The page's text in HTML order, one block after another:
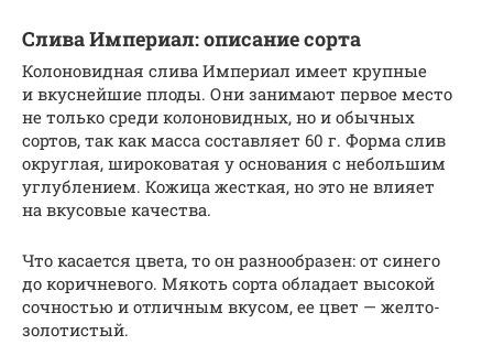
Слива Империал: описание сорта
Колоновидная слива Империал имеет крупные
и вкуснейшие плоды. Они занимают первое место
не только среди колоновидных, но и обычных
сортов, так как масса составляет 60 г. Форма слив
округлая, широковатая у основания с небольшим
углублением. Кожица жесткая, но это не влияет
на вкусовые качества.
Что касается цвета, то он разнообразен: от синего
до коричневого. Мякоть сорта обладает высокой
сочностью и отличным вкусом, ее цвет — желто-
золотистый.